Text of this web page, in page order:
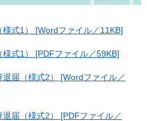
式1） [Wordファイル／11KB]
式1） [PDFファイル／59KB]
届（様式2） [Wordファイル／
届（様式2） [PDFファイル／